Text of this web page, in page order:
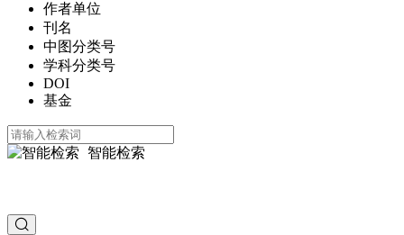
作者单位
刊名
中图分类号
学科分类号
DOI
基金
智能检索